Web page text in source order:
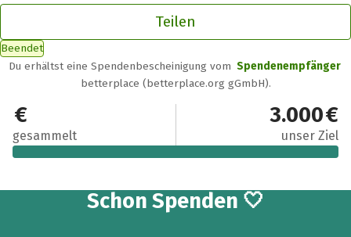
Teilen
Beendet
Du erhältst eine Spendenbescheinigung vom Spendenempfänger
betterplace (betterplace.org gGmbH).
3.015 €
gesammelt
3.000 €
unser Ziel
Schon 91
Spenden 🤍